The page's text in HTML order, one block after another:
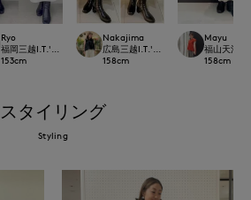
Ryo
福岡三越I.T.'S.international
153cm
Nakajima
広島三越I.T.'S.international
158cm
Mayu
福山天満
158cm
スタイリング
Styling